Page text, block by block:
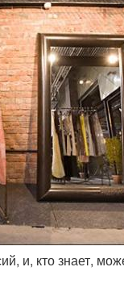
и, кто знает,